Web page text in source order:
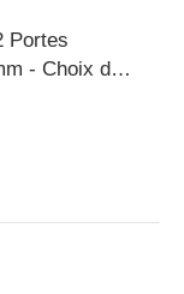
Portes
- Choix de